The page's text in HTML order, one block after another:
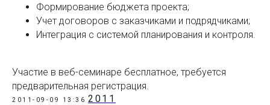
Формирование бюджета проекта;
Учет договоров с заказчиками и подрядчиками;
Интеграция с системой планирования и контроля.
Участие в веб-семинаре бесплатное, требуется
предварительная регистрация.
2011-09-09 13:36 2011